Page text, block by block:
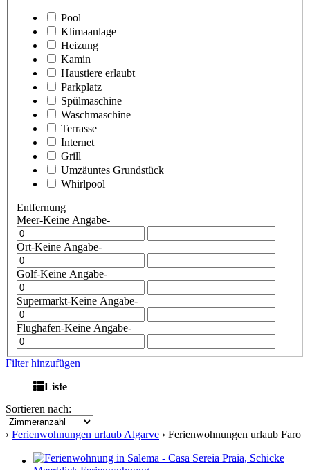
Pool
Klimaanlage
Heizung
Kamin
Haustiere erlaubt
Parkplatz
Spülmaschine
Waschmaschine
Terrasse
Internet
Grill
Umzäuntes Grundstück
Whirlpool
Entfernung
Meer-Keine Angabe-
Ort-Keine Angabe-
Golf-Keine Angabe-
Supermarkt-Keine Angabe-
Flughafen-Keine Angabe-
Filter hinzufügen
Liste
Sortieren nach:
› Ferienwohnungen urlaub Algarve › Ferienwohnungen urlaub Faro